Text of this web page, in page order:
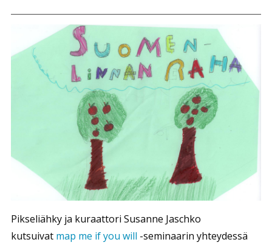
Pikseliähky ja kuraattori Susanne Jaschko
kutsuivat map me if you will -seminaarin yhteydessä